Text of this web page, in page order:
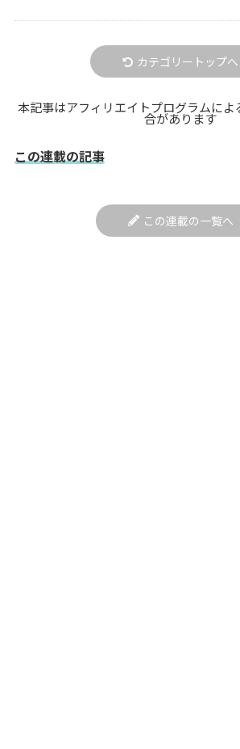
カテゴリートップへ
本記事はアフィリエイトプログラムに
合があります
この連載の記事
この連載の一覧へ